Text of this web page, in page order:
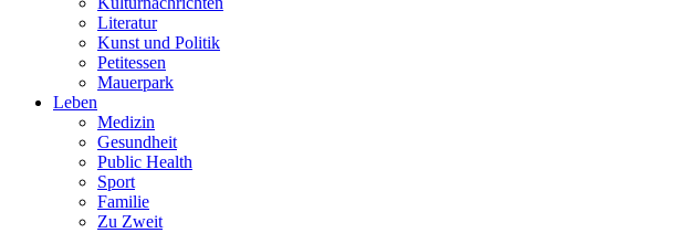
Literatur
Kunst und Politik
Petitessen
Mauerpark
Leben
Medizin
Gesundheit
Public Health
Sport
Familie
Zu Zweit